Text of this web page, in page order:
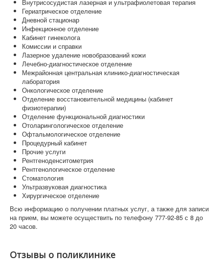
Внутрисосудистая лазерная и ультрафиолетовая терапия
Гериатрическое отделение
Дневной стационар
Инфекционное отделение
Кабинет гинеколога
Комиссии и справки
Лазерное удаление новобразований кожи
Лечебно-диагностическое отделение
Межрайонная центральная клинико-диагностическая
лаборатория
Онкологическое отделение
Отделение восстановительной медицины (кабинет
физиотерапии)
Отделение функциональной диагностики
Отоларингологическое отделение
Офтальмологическое отделение
Процедурный кабинет
Прочие услуги
Рентгеноденситометрия
Рентгенологическое отделение
Стоматология
Ультразвуковая диагностика
Хирургическое отделение
Всю информацию о получении платных услуг, а также для записи
на прием, вы можете осуществить по телефону 777-92-85 с 8 до
20 часов.
Отзывы о поликлинике